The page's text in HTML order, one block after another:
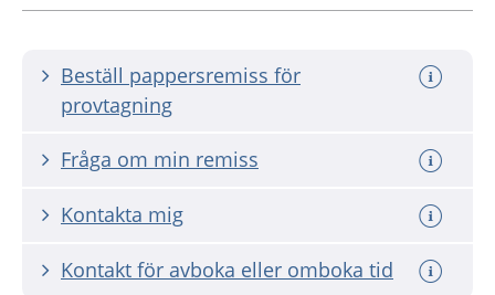
Beställ pappersremiss för
provtagning
Fråga om min remiss
Kontakta mig
Kontakt för avboka eller omboka tid